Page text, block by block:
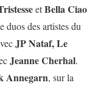
etBella Ciao
duos des artistes du
JP Nataf,Le
Jeanne Cherhal.
Annegarn, sur la